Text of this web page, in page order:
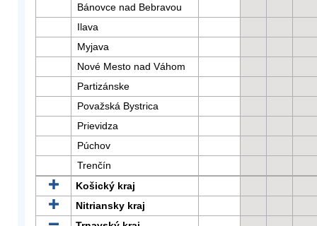
Bánovce nad Bebravou
Ilava
Myjava
Nové Mesto nad Váhom
Partizánske
Považská Bystrica
Prievidza
Púchov
Trenčín
Košický kraj
Nitriansky kraj